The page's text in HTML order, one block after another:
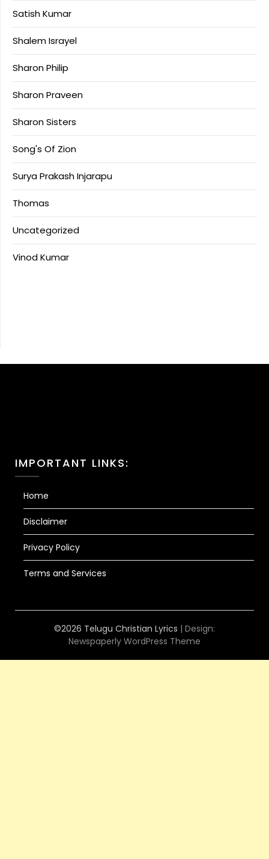
Satish Kumar
Shalem Israyel
Sharon Philip
Sharon Praveen
Sharon Sisters
Song's Of Zion
Surya Prakash Injarapu
Thomas
Uncategorized
Vinod Kumar
IMPORTANT LINKS:
Home
Disclaimer
Privacy Policy
Terms and Services
©2026 Telugu Christian Lyrics | Design:
Newspaperly WordPress Theme